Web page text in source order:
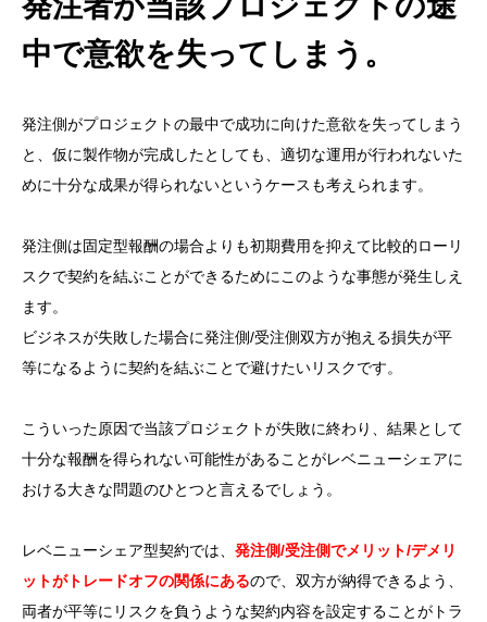
中で意欲を失ってしまう。
発注側がプロジェクトの最中で成功に向けた意欲を失ってしまう
と、仮に製作物が完成したとしても、適切な運用が行われないた
めに十分な成果が得られないというケースも考えられます。
発注側は固定型報酬の場合よりも初期費用を抑えて比較的ローリ
スクで契約を結ぶことができるためにこのような事態が発生しえ
ます。
ビジネスが失敗した場合に発注側/受注側双方が抱える損失が平
等になるように契約を結ぶことで避けたいリスクです。
こういった原因で当該プロジェクトが失敗に終わり、結果として
十分な報酬を得られない可能性があることがレベニューシェアに
おける大きな問題のひとつと言えるでしょう。
レベニューシェア型契約では、 発注側/受注側でメリット/デメリ
ットがトレードオフの関係にあるので、双方が納得できるよう、
両者が平等にリスクを負うような契約内容を設定することがトラ